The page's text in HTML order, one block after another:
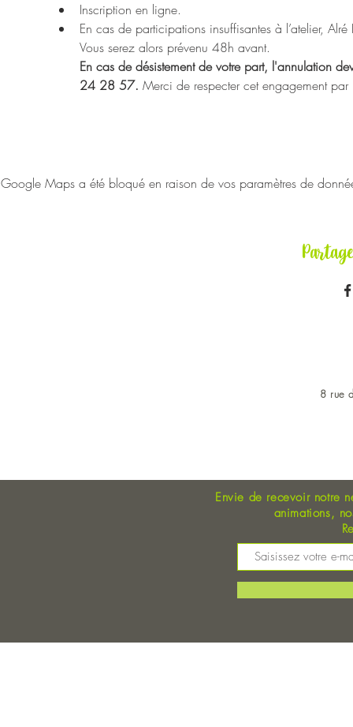
Inscription en ligne.
En cas de participations insuffisantes à l’atelier,
Vous serez alors prévenu 48h avant.
En cas de désistement de votre part, l'annulation
24 28 57. Merci de respecter cet engagement par
Google Maps a été bloqué en raison de vos paramètres de
8 rue
Envie de recevoir notre
animations,